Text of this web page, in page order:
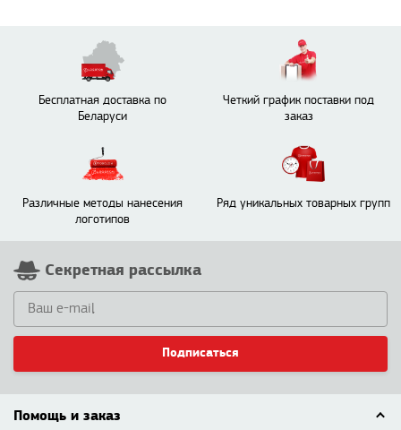
Бесплатная доставка по
Беларуси
Четкий график поставки под
заказ
Различные методы нанесения
логотипов
Ряд уникальных товарных групп
Секретная рассылка
Подписаться
Помощь и заказ